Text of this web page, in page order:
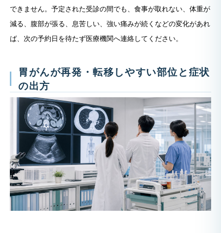
できません。予定された受診の間でも、食事が取れない、体重が
減る、腹部が張る、息苦しい、強い痛みが続くなどの変化があれ
ば、次の予約日を待たず医療機関へ連絡してください。
胃がんが再発・転移しやすい部位と症状
の出方